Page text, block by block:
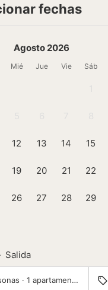
fechas
Agosto 2026
Mié Jue Vie Sáb
12 13 14 15
19 20 21 22
26 27 28 29
Salida
2 personas · 1 apartamento